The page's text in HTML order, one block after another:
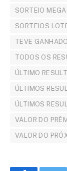
SORTEIO
SORTEIOS
TEVE
TODOS OS
ÚLTIMO
ÚLTIMOS
ÚLTIMOS
VALOR DO
VALOR DO